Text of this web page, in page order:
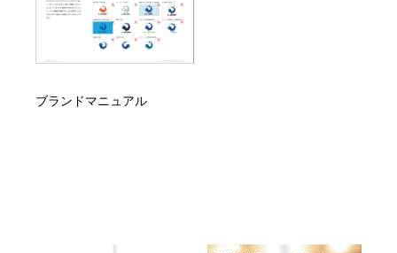
ブランドマニュアル